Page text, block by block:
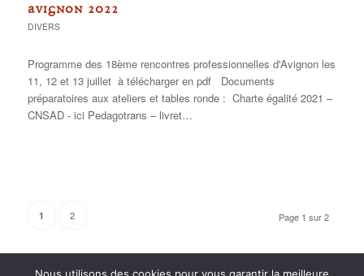
AVIGNON 2022
DIVERS
Programme des 18ème rencontres professionnelles d'Avignon les
11, 12 et 13 juillet à télécharger en pdf Documents
préparatoires aux ateliers et tables ronde : Charte égalité 2021 –
CNSAD - ici Pedagotrans – livret…
Page 1 sur 2
1 2